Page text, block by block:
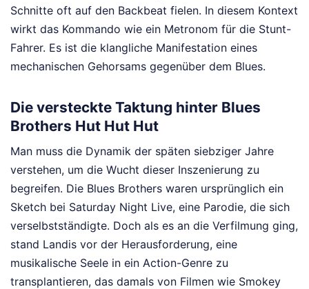
Schnitte oft auf den Backbeat fielen. In diesem Kontext
wirkt das Kommando wie ein Metronom für die Stunt-
Fahrer. Es ist die klangliche Manifestation eines
mechanischen Gehorsams gegenüber dem Blues.
Die versteckte Taktung hinter Blues
Brothers Hut Hut Hut
Man muss die Dynamik der späten siebziger Jahre
verstehen, um die Wucht dieser Inszenierung zu
begreifen. Die Blues Brothers waren ursprünglich ein
Sketch bei Saturday Night Live, eine Parodie, die sich
verselbstständigte. Doch als es an die Verfilmung ging,
stand Landis vor der Herausforderung, eine
musikalische Seele in ein Action-Genre zu
transplantieren, das damals von Filmen wie Smokey